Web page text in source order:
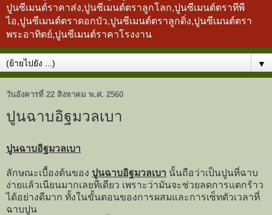
ปูนซีเมนต์ราคาส่ง,ปูนซีเมนต์ตราลูกโลก,ปูนซีเมนต์ตราทีพี
ไอ,ปูนซีเมนต์ตราดอกบัว,ปูนซีเมนต์ตราลูกดิ่ง,ปูนซีเมนต์ตรา
พระอาทิตย์,ปูนซีเมนต์ราคาโรงงาน
▼
วันอังคารที่ 22 สิงหาคม พ.ศ. 2560
ปูนฉาบอิฐมวลเบา
ปูนฉาบอิฐมวลเบา
ลักษณะเบื้องต้นของ ปูนฉาบอิฐมวลเบา นั้นถือว่าเป็นปูนที่ฉาบ
ง่ายแล้วเนียนมากเลยทีเดียว เพราะว่ามันจะช่วยลดการแตกร้าว
ได้อย่างดีมาก ทั้งในขั้นตอนของการผสมและการเซ็ทตัวเวลาที่
ฉาบปูน